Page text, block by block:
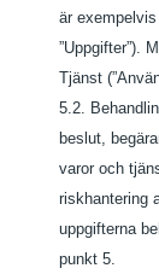
är
”Uppgifter”).
Tjänst
5.2.
beslut,
varor och
riskhantering
uppgifterna
punkt 5.